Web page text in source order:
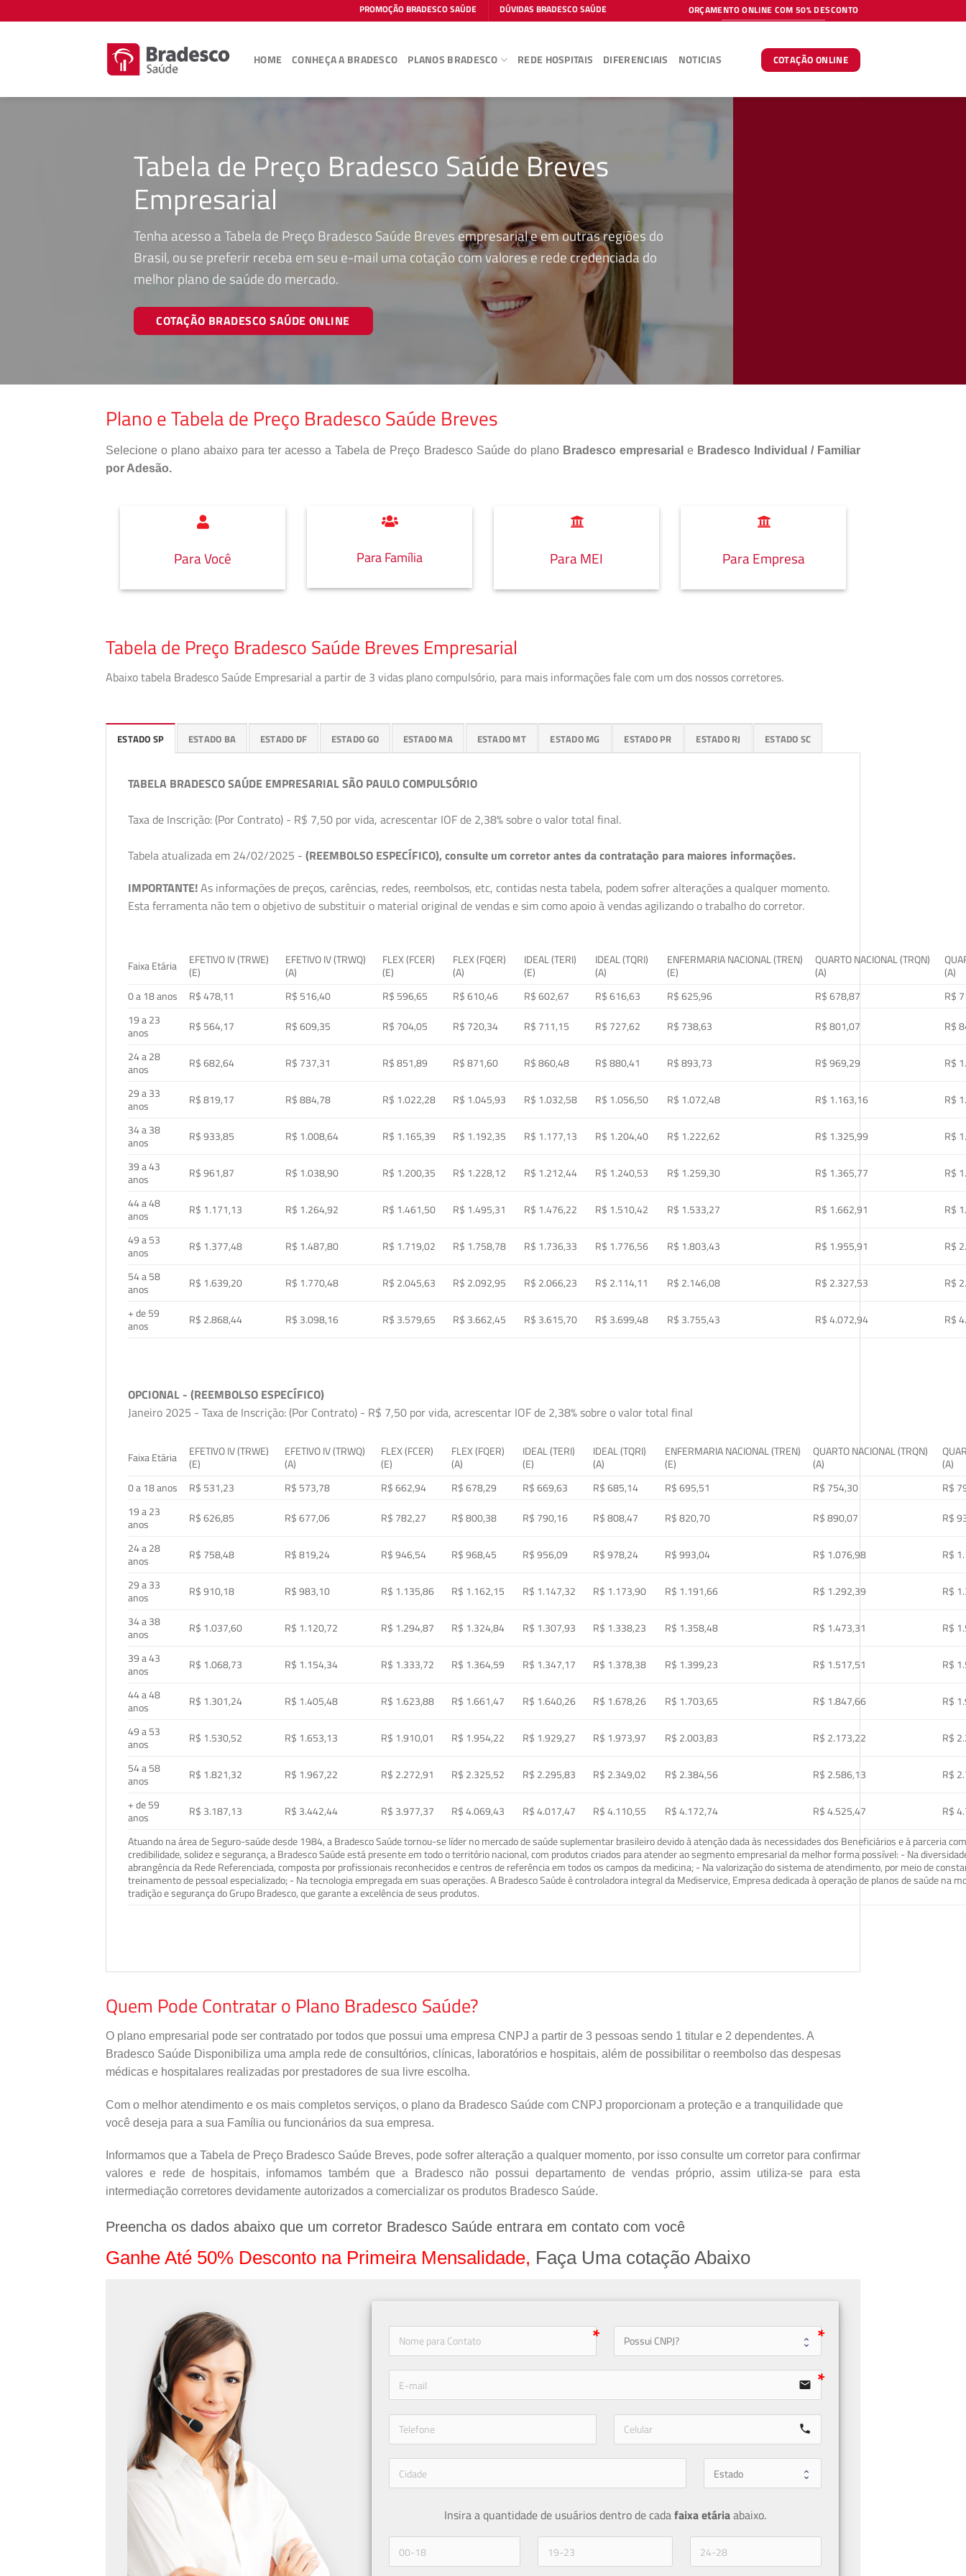
to
PROMOÇÃO BRADESCO SAÚDE DÚVIDAS BRADESCO SAÚDE ORÇAMENTO ONLINE COM 50% DESCONTO
HOME CONHEÇA A BRADESCO PLANOS BRADESCO REDE HOSPITAIS DIFERENCIAIS NOTICIAS COTAÇÃO ONLINE
Tabela de Preço Bradesco Saúde Breves
Empresarial
Tenha acesso a Tabela de Preço Bradesco Saúde Breves empresarial e em outras regiões do
Brasil, ou se preferir receba em seu e-mail uma cotação com valores e rede credenciada do
melhor plano de saúde do mercado.
COTAÇÃO BRADESCO SAÚDE ONLINE
Plano e Tabela de Preço Bradesco Saúde Breves
Selecione o plano abaixo para ter acesso a Tabela de Preço Bradesco Saúde do plano Bradesco empresarial e Bradesco Individual / Familiar
por Adesão.
Para Você Para Família Para MEI Para Empresa
Tabela de Preço Bradesco Saúde Breves Empresarial
Abaixo tabela Bradesco Saúde Empresarial a partir de 3 vidas plano compulsório, para mais informações fale com um dos nossos corretores.
ESTADO SP ESTADO BA ESTADO DF ESTADO GO ESTADO MA ESTADO MT ESTADO MG ESTADO PR ESTADO RJ ESTADO SC
TABELA BRADESCO SAÚDE EMPRESARIAL SÃO PAULO COMPULSÓRIO
Taxa de Inscrição: (Por Contrato) - R$ 7,50 por vida, acrescentar IOF de 2,38% sobre o valor total final.
Tabela atualizada em 24/02/2025 - (REEMBOLSO ESPECÍFICO), consulte um corretor antes da contratação para maiores informações.
IMPORTANTE!As informações de preços, carências, redes, reembolsos, etc, contidas nesta tabela, podem sofrer alterações a qualquer momento.
Esta ferramenta não tem o objetivo de substituir o material original de vendas e sim como apoio à vendas agilizando o trabalho do corretor.
Faixa Etária
EFETIVO IV (TRWE)
(E)
EFETIVO IV (TRWQ)
(A)
FLEX (FCER)
(E)
FLEX (FQER)
(A)
IDEAL (TERI)
(E)
IDEAL (TQRI)
(A)
ENFERMARIA NACIONAL (TREN)
(E)
QUARTO NACIONAL (TRQN)
(A)
(A)
0 a 18 anos
R$ 478,11 R$ 516,40 R$ 596,65 R$ 610,46 R$ 602,67 R$ 616,63 R$ 625,96 R$ 678,87
R$
19 a 23
anos
R$ 564,17 R$ 609,35 R$ 704,05 R$ 720,34 R$ 711,15 R$ 727,62 R$ 738,63 R$ 801,07
R$
24 a 28
anos
R$ 682,64 R$ 737,31 R$ 851,89 R$ 871,60 R$ 860,48 R$ 880,41 R$ 893,73 R$ 969,29
R$
29 a 33
anos
R$ 819,17 R$ 884,78 R$ 1.022,28 R$ 1.045,93 R$ 1.032,58 R$ 1.056,50 R$ 1.072,48 R$ 1.163,16
R$
34 a 38
anos
R$ 933,85 R$ 1.008,64 R$ 1.165,39 R$ 1.192,35 R$ 1.177,13 R$ 1.204,40 R$ 1.222,62 R$ 1.325,99
R$
39 a 43
anos
R$ 961,87 R$ 1.038,90 R$ 1.200,35 R$ 1.228,12 R$ 1.212,44 R$ 1.240,53 R$ 1.259,30 R$ 1.365,77
R$
44 a 48
anos
R$ 1.171,13 R$ 1.264,92 R$ 1.461,50 R$ 1.495,31 R$ 1.476,22 R$ 1.510,42 R$ 1.533,27 R$ 1.662,91
R$
49 a 53
anos
R$ 1.377,48 R$ 1.487,80 R$ 1.719,02 R$ 1.758,78 R$ 1.736,33 R$ 1.776,56 R$ 1.803,43 R$ 1.955,91
R$
54 a 58
anos
R$ 1.639,20 R$ 1.770,48 R$ 2.045,63 R$ 2.092,95 R$ 2.066,23 R$ 2.114,11 R$ 2.146,08 R$ 2.327,53
R$
+ de 59
anos
R$ 2.868,44 R$ 3.098,16 R$ 3.579,65 R$ 3.662,45 R$ 3.615,70 R$ 3.699,48 R$ 3.755,43 R$ 4.072,94 R$
OPCIONAL - (REEMBOLSO ESPECÍFICO)
Janeiro 2025 - Taxa de Inscrição: (Por Contrato) - R$ 7,50 por vida, acrescentar IOF de 2,38% sobre o valor total final
Faixa Etária
EFETIVO IV (TRWE)
(E)
EFETIVO IV (TRWQ)
(A)
FLEX (FCER)
(E)
FLEX (FQER)
(A)
IDEAL (TERI)
(E)
IDEAL (TQRI)
(A)
ENFERMARIA NACIONAL (TREN)
(E)
QUARTO NACIONAL (TRQN)
(A)
(A)
0 a 18 anos
R$ 531,23 R$ 573,78 R$ 662,94 R$ 678,29 R$ 669,63 R$ 685,14 R$ 695,51 R$ 754,30
R$
19 a 23
anos
R$ 626,85 R$ 677,06 R$ 782,27 R$ 800,38 R$ 790,16 R$ 808,47 R$ 820,70 R$ 890,07
R$
24 a 28
anos
R$ 758,48 R$ 819,24 R$ 946,54 R$ 968,45 R$ 956,09 R$ 978,24 R$ 993,04 R$ 1.076,98
R$
29 a 33
anos
R$ 910,18 R$ 983,10 R$ 1.135,86 R$ 1.162,15 R$ 1.147,32 R$ 1.173,90 R$ 1.191,66 R$ 1.292,39
R$
34 a 38
anos
R$ 1.037,60 R$ 1.120,72 R$ 1.294,87 R$ 1.324,84 R$ 1.307,93 R$ 1.338,23 R$ 1.358,48 R$ 1.473,31
R$
39 a 43
anos
R$ 1.068,73 R$ 1.154,34 R$ 1.333,72 R$ 1.364,59 R$ 1.347,17 R$ 1.378,38 R$ 1.399,23 R$ 1.517,51
R$
44 a 48
anos
R$ 1.301,24 R$ 1.405,48 R$ 1.623,88 R$ 1.661,47 R$ 1.640,26 R$ 1.678,26 R$ 1.703,65 R$ 1.847,66
R$
49 a 53
anos
R$ 1.530,52 R$ 1.653,13 R$ 1.910,01 R$ 1.954,22 R$ 1.929,27 R$ 1.973,97 R$ 2.003,83 R$ 2.173,22
R$
54 a 58
anos
R$ 1.821,32 R$ 1.967,22 R$ 2.272,91 R$ 2.325,52 R$ 2.295,83 R$ 2.349,02 R$ 2.384,56 R$ 2.586,13
R$
+ de 59
anos
R$ 3.187,13 R$ 3.442,44 R$ 3.977,37 R$ 4.069,43 R$ 4.017,47 R$ 4.110,55 R$ 4.172,74 R$ 4.525,47
R$
Atuando na área de Seguro-saúde desde 1984, a Bradesco Saúde tornou-se líder no mercado de saúde suplementar brasileiro devido à atenção dada às necessidades dos Beneficiários e à parceria
credibilidade, solidez e segurança, a Bradesco Saúde está presente em todo o território nacional, com produtos criados para atender ao segmento empresarial da melhor forma possível: - Na
abrangência da Rede Referenciada, composta por profissionais reconhecidos e centros de referência em todos os campos da medicina; - Na valorização do sistema de atendimento, por meio de
treinamento de pessoal especializado; - Na tecnologia empregada em suas operações. A Bradesco Saúde é controladora integral da Mediservice, Empresa dedicada à operação de planos de saúde na
tradição e segurança do Grupo Bradesco, que garante a excelência de seus produtos.
Quem Pode Contratar o Plano Bradesco Saúde?
O plano empresarial pode ser contratado por todos que possui uma empresa CNPJ a partir de 3 pessoas sendo 1 titular e 2 dependentes. A
Bradesco Saúde Disponibiliza uma ampla rede de consultórios, clínicas, laboratórios e hospitais, além de possibilitar o reembolso das despesas
médicas e hospitalares realizadas por prestadores de sua livre escolha.
Com o melhor atendimento e os mais completos serviços, o plano da Bradesco Saúde com CNPJ proporcionam a proteção e a tranquilidade que
você deseja para a sua Família ou funcionários da sua empresa.
Informamos que a Tabela de Preço Bradesco Saúde Breves, pode sofrer alteração a qualquer momento, por isso consulte um corretor para confirmar
valores e rede de hospitais, infomamos também que a Bradesco não possui departamento de vendas próprio, assim utiliza-se para esta
intermediação corretores devidamente autorizados a comercializar os produtos Bradesco Saúde.
Preencha os dados abaixo que um corretor Bradesco Saúde entrara em contato com você
Ganhe Até 50% Desconto na Primeira Mensalidade, Faça Uma cotação Abaixo
icon-user
email
icon-phone call
Insira a quantidade de usuários dentro de cada faixa etária abaixo.